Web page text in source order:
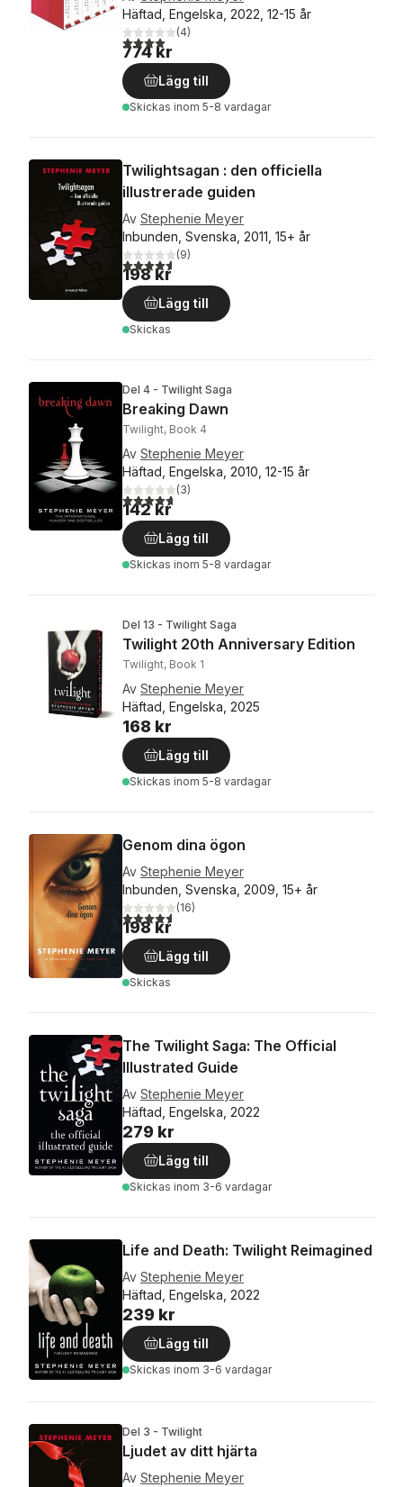
Häftad, Engelska, 2022, 12-15 år
4,0utav 5 stjärnor. Totalt antal röster:
(4)
774 kr
Lägg till
Skickas inom 5-8 vardagar
Twilightsagan : den officiella
illustrerade guiden
Av Stephenie Meyer
Inbunden, Svenska, 2011, 15+ år
4,6utav 5 stjärnor. Totalt antal röster:
(9)
198 kr
Lägg till
Skickas
Del 4 - Twilight Saga
Breaking Dawn
Twilight, Book 4
Av Stephenie Meyer
Häftad, Engelska, 2010, 12-15 år
4,7utav 5 stjärnor. Totalt antal röster:
(3)
142 kr
Lägg till
Skickas inom 5-8 vardagar
Del 13 - Twilight Saga
Twilight 20th Anniversary Edition
Twilight, Book 1
Av Stephenie Meyer
Häftad, Engelska, 2025
168 kr
Lägg till
Skickas inom 5-8 vardagar
Genom dina ögon
Av Stephenie Meyer
Inbunden, Svenska, 2009, 15+ år
4,6utav 5 stjärnor. Totalt antal röster:
(16)
198 kr
Lägg till
Skickas
The Twilight Saga: The Official
Illustrated Guide
Av Stephenie Meyer
Häftad, Engelska, 2022
279 kr
Lägg till
Skickas inom 3-6 vardagar
Life and Death: Twilight Reimagined
Av Stephenie Meyer
Häftad, Engelska, 2022
239 kr
Lägg till
Skickas inom 3-6 vardagar
Del 3 - Twilight
Ljudet av ditt hjärta
Av Stephenie Meyer